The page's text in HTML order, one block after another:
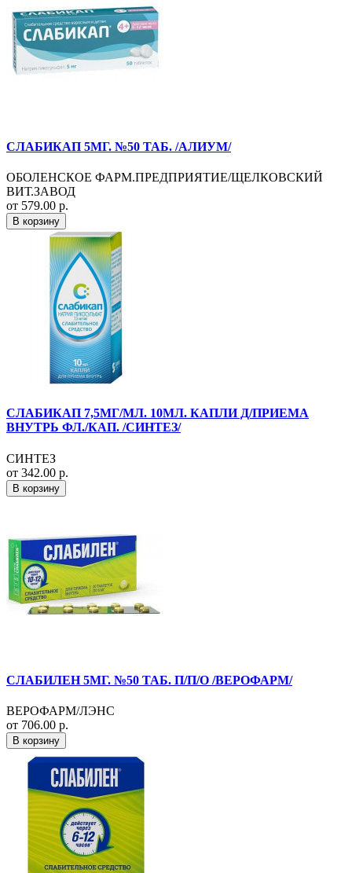
СЛАБИКАП 5МГ. №50 ТАБ. /АЛИУМ/
ОБОЛЕНСКОЕ ФАРМ.ПРЕДПРИЯТИЕ/ЩЕЛКОВСКИЙ
ВИТ.ЗАВОД
от 579.00 р.
В корзину
СЛАБИКАП 7,5МГ/МЛ. 10МЛ. КАПЛИ Д/ПРИЕМА
ВНУТРЬ ФЛ./КАП. /СИНТЕЗ/
СИНТЕЗ
от 342.00 р.
В корзину
СЛАБИЛЕН 5МГ. №50 ТАБ. П/П/О /ВЕРОФАРМ/
ВЕРОФАРМ/ЛЭНС
от 706.00 р.
В корзину